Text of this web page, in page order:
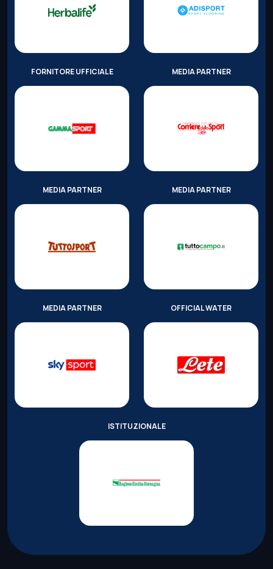
FORNITORE UFFICIALE MEDIA PARTNER
MEDIA PARTNER MEDIA PARTNER
MEDIA PARTNER OFFICIAL WATER
ISTITUZIONALE